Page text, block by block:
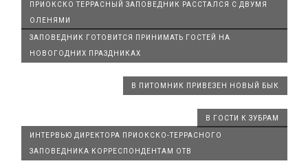
ПРИОКСКО ТЕРРАСНЫЙ ЗАПОВЕДНИК РАССТАЛСЯ С ДВУМЯ
ОЛЕНЯМИ
ЗАПОВЕДНИК ГОТОВИТСЯ ПРИНИМАТЬ ГОСТЕЙ НА
НОВОГОДНИХ ПРАЗДНИКАХ
В ПИТОМНИК ПРИВЕЗЕН НОВЫЙ БЫК
В ГОСТИ К ЗУБРАМ
ИНТЕРВЬЮ ДИРЕКТОРА ПРИОКСКО-ТЕРРАСНОГО
ЗАПОВЕДНИКА КОРРЕСПОНДЕНТАМ ОТВ